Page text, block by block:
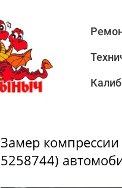
Замер компрессии
5258744)